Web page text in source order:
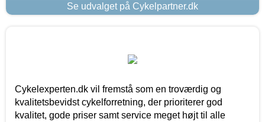
Se udvalget på Cykelpartner.dk
Cykelexperten.dk vil fremstå som en troværdig og
kvalitetsbevidst cykelforretning, der prioriterer god
kvalitet, gode priser samt service meget højt til alle